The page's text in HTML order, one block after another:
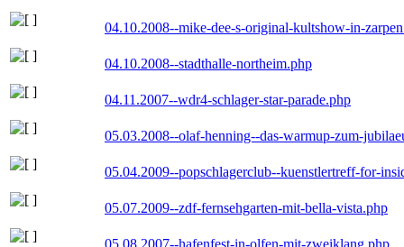
04.10.2008--mike-dee-s-original-kultshow-in-
04.10.2008--stadthalle-northeim.php
04.11.2007--wdr4-schlager-star-parade.php
05.03.2008--olaf-henning--das-warmup-zum-
05.04.2009--popschlagerclub--kuenstlertreff-for-
05.07.2009--zdf-fernsehgarten-mit-bella-vista.php
05.08.2007--hafenfest-in-olfen-mit-zweiklang.php